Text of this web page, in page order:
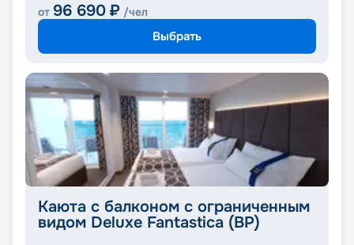
от 96 690 ₽ /чел
Выбрать
Каюта с балконом с ограниченным
видом Deluxe Fantastica (BP)